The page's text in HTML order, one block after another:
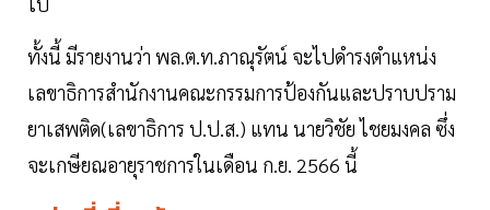
ทั้งนี้ มีรายงานว่า พล.ต.ท.ภาณุรัตน์ จะไปดำรงตำแหน่ง
เลขาธิการสำนักงานคณะกรรมการป้องกันและปราบปราม
ยาเสพติด(เลขาธิการ ป.ป.ส.) แทน นายวิชัย ไชยมงคล ซึ่ง
จะเกษียณอายุราชการในเดือน ก.ย. 2566 นี้